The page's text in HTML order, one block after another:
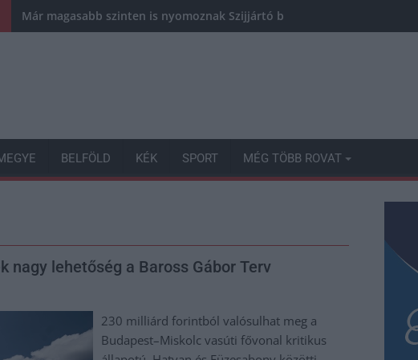
Már magasabb szinten is nyomoznak Szijjártó büntetőügyében,
BELFÖLD KÉK SPORT MÉG TÖBB ROVAT
nagy lehetőség a Baross Gábor Terv
230 milliárd forintból valósulhat meg a
Budapest–Miskolc vasúti fővonal kritikus